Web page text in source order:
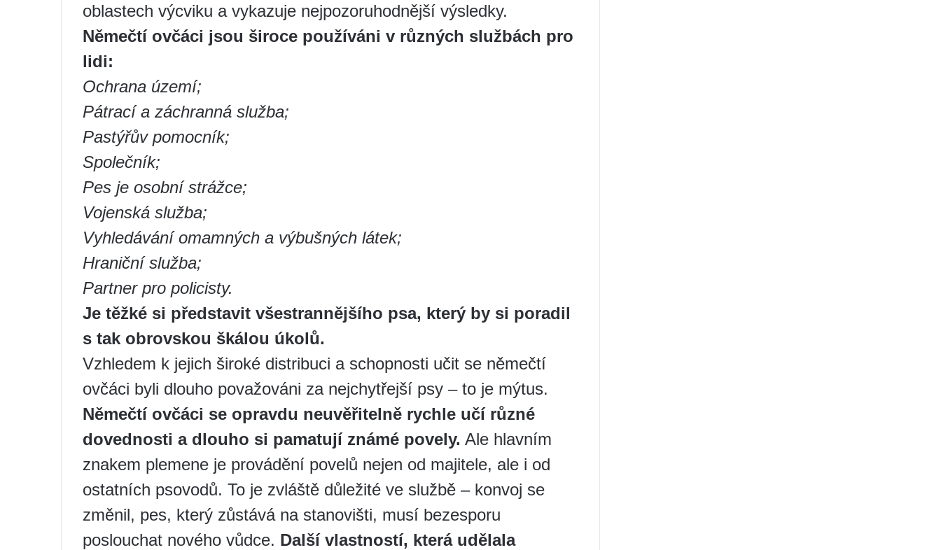
oblastech výcviku a vykazuje nejpozoruhodnější výsledky.
Němečtí ovčáci jsou široce používáni v různých službách pro
lidi:
Ochrana území;
Pátrací a záchranná služba;
Pastýřův pomocník;
Společník;
Pes je osobní strážce;
Vojenská služba;
Vyhledávání omamných a výbušných látek;
Hraniční služba;
Partner pro policisty.
Je těžké si představit všestrannějšího psa, který by si poradil
s tak obrovskou škálou úkolů.
Vzhledem k jejich široké distribuci a schopnosti učit se němečtí
ovčáci byli dlouho považováni za nejchytřejší psy – to je mýtus.
Němečtí ovčáci se opravdu neuvěřitelně rychle učí různé
dovednosti a dlouho si pamatují známé povely. Ale hlavním
znakem plemene je provádění povelů nejen od majitele, ale i od
ostatních psovodů. To je zvláště důležité ve službě – konvoj se
změnil, pes, který zůstává na stanovišti, musí bezesporu
poslouchat nového vůdce. Další vlastností, která udělala